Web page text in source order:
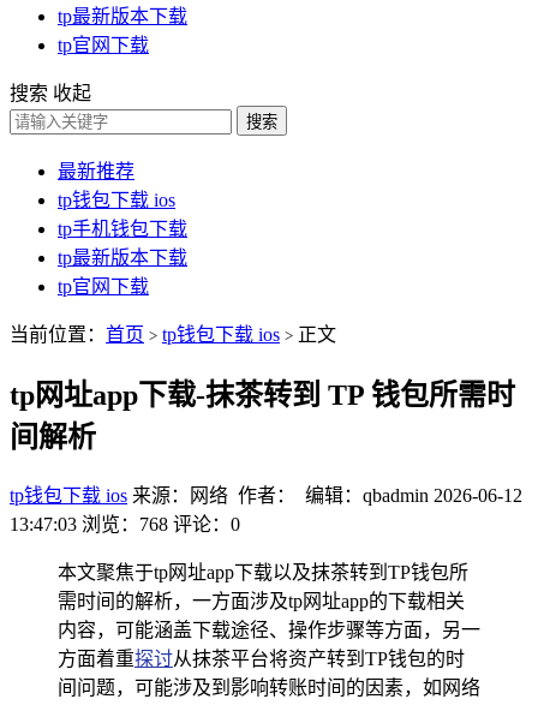
tp最新版本下载
tp官网下载
搜索 收起
搜索
最新推荐
tp钱包下载 ios
tp手机钱包下载
tp最新版本下载
tp官网下载
当前位置： 首页 > tp钱包下载 ios > 正文
tp网址app下载-抹茶转到 TP 钱包所需时
间解析
tp钱包下载 ios 来源：网络 作者： 编辑：qbadmin 2026-06-12
13:47:03 浏览：768 评论：0
本文聚焦于tp网址app下载以及抹茶转到TP钱包所
需时间的解析，一方面涉及tp网址app的下载相关
内容，可能涵盖下载途径、操作步骤等方面，另一
方面着重探讨从抹茶平台将资产转到TP钱包的时
间问题，可能涉及到影响转账时间的因素，如网络